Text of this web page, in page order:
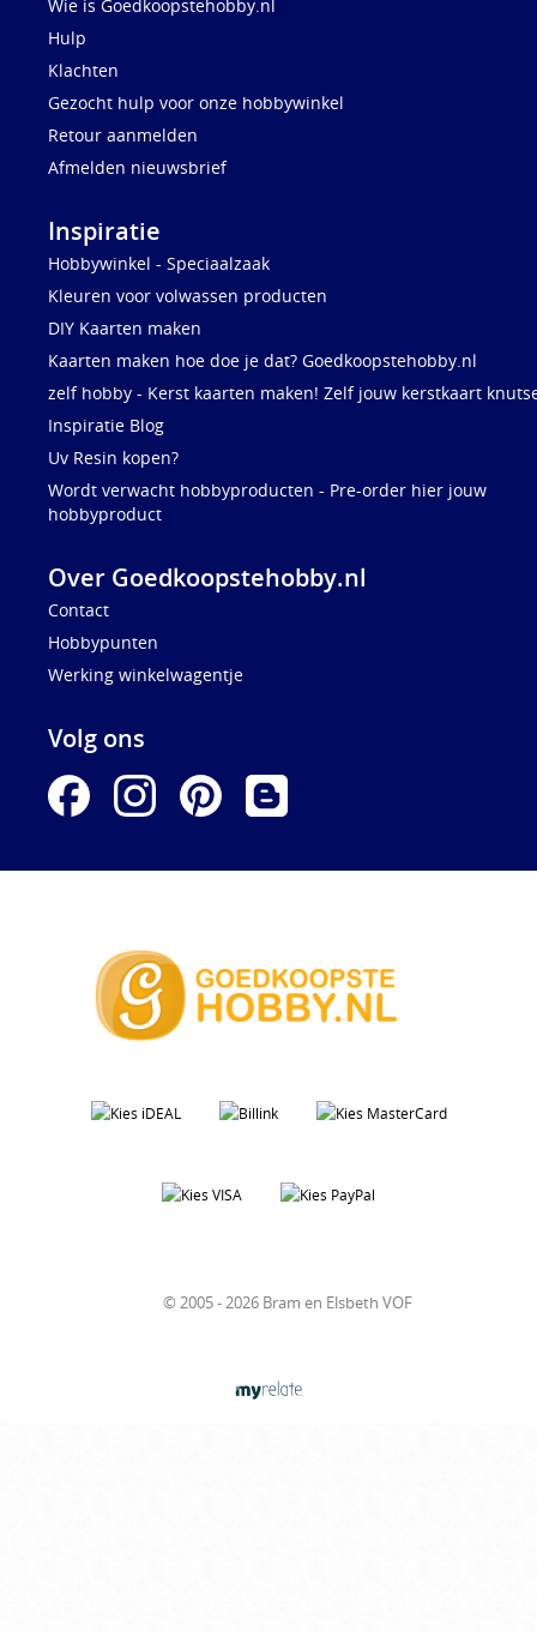
Wie is Goedkoopstehobby.nl
Hulp
Klachten
Gezocht hulp voor onze hobbywinkel
Retour aanmelden
Afmelden nieuwsbrief
Inspiratie
Hobbywinkel - Speciaalzaak
Kleuren voor volwassen producten
DIY Kaarten maken
Kaarten maken hoe doe je dat? Goedkoopstehobby.nl
zelf hobby - Kerst kaarten maken! Zelf jouw kerstkaart
Inspiratie Blog
Uv Resin kopen?
Wordt verwacht hobbyproducten - Pre-order hier jouw
hobbyproduct
Over Goedkoopstehobby.nl
Contact
Hobbypunten
Werking winkelwagentje
Volg ons
© 2005 - 2026 Bram en Elsbeth VOF